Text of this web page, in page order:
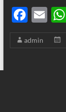
F
ac
e
E
m
ail
admin